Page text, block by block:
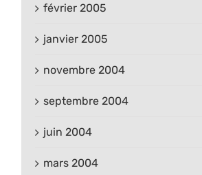
février 2005
janvier 2005
novembre 2004
septembre 2004
juin 2004
mars 2004